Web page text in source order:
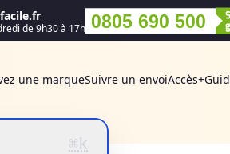
de 9h30 à 17h 0805 690 500
une marqueSuivre un envoiAccès+
⌘k